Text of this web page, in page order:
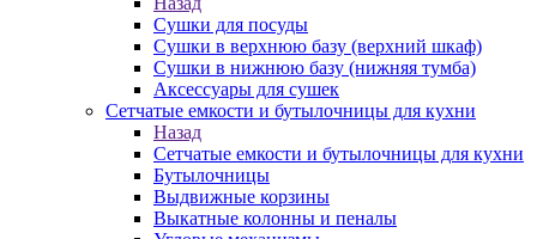
Сушки для посуды
Сушки в верхнюю базу (верхний шкаф)
Сушки в нижнюю базу (нижняя тумба)
Аксессуары для сушек
Сетчатые емкости и бутылочницы для кухни
Назад
Сетчатые емкости и бутылочницы для кухни
Бутылочницы
Выдвижные корзины
Выкатные колонны и пеналы